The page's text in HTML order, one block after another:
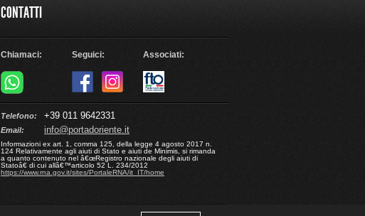
CONTATTI
Chiamaci: Seguici: Associati:
Telefono: +39 011 9642331
Email: info@portadoriente.it
Informazioni ex art. 1, comma 125, della legge 4 agosto 2017 n.
124 Relativamente agli aiuti di Stato e aiuti de Minimis, si rimanda
a quanto contenuto nel â€œRegistro nazionale degli aiuti di
Statoâ€ di cui allâ€™articolo 52 L. 234/2012
https://www.rna.gov.it/sites/PortaleRNA/it_IT/home